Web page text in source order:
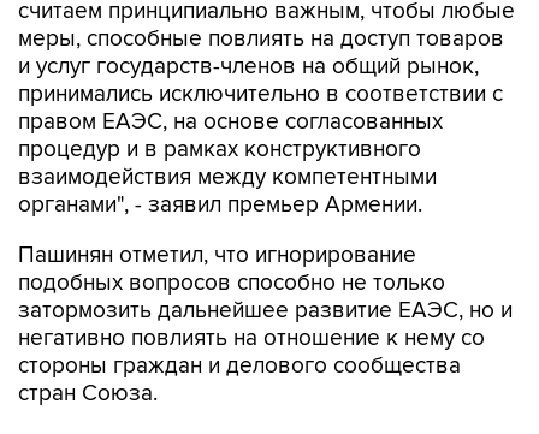
и услуг государств-членов на общий рынок,
принимались исключительно в соответствии с
правом ЕАЭС, на основе согласованных
процедур и в рамках конструктивного
взаимодействия между компетентными
органами", - заявил премьер Армении.
Пашинян отметил, что игнорирование
затормозить дальнейшее развитие ЕАЭС, но и
негативно повлиять на отношение к нему со
стороны граждан и делового сообщества
стран Союза.
"В конечном итоге подобные проблемы